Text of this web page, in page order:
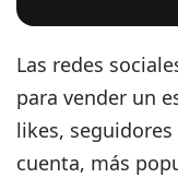
Las redes
para vender un
likes,
cuenta, más